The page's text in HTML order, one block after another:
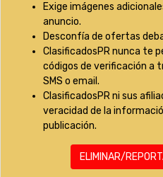
Exige imágenes
anuncio.
Desconfía de ofertas
ClasificadosPR nunca te
códigos de verificación a
SMS o email.
ClasificadosPR ni sus
veracidad de la
publicación.
ELIMINAR/